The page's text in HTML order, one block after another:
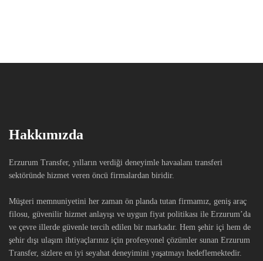
Hakkımızda
Erzurum Transfer, yılların verdiği deneyimle havaalanı transferi
sektöründe hizmet veren öncü firmalardan biridir.
Müşteri memnuniyetini her zaman ön planda tutan firmamız, geniş araç
filosu, güvenilir hizmet anlayışı ve uygun fiyat politikası ile Erzurum’da
ve çevre illerde güvenle tercih edilen bir markadır. Hem şehir içi hem de
şehir dışı ulaşım ihtiyaçlarınız için profesyonel çözümler sunan Erzurum
Transfer, sizlere en iyi seyahat deneyimini yaşatmayı hedeflemektedir.